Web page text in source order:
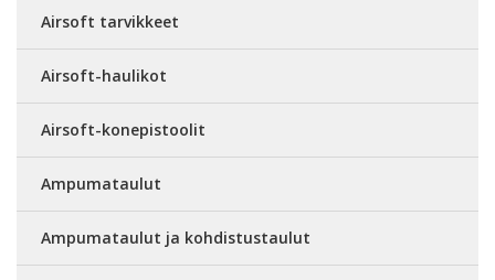
Airsoft tarvikkeet
Airsoft-haulikot
Airsoft-konepistoolit
Ampumataulut
Ampumataulut ja kohdistustaulut